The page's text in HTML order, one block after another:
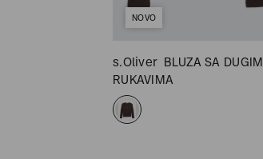
NOVO
s.Oliver BLUZA SA DUGIM
RUKAVIMA